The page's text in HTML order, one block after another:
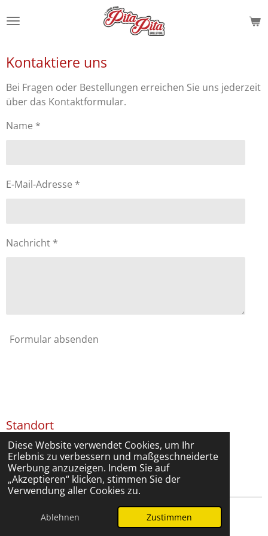
Diese Website verwendet Cookies, um Ihr
Erlebnis zu verbessern und maßgeschneiderte
Werbung anzuzeigen. Indem Sie auf
„Akzeptieren“ klicken, stimmen Sie der
Verwendung aller Cookies zu.
Ablehnen Zustimmen
Hauptinhalt
Kontaktiere uns
Bei Fragen oder Bestellungen erreichen Sie uns jederzeit
über das Kontaktformular.
Name *
E-Mail-Adresse *
Nachricht *
Formular absenden
Standort
Pita-Pita Grillstore
Deutschland
© 2024 - 2026 Pita-Pita Grillstore